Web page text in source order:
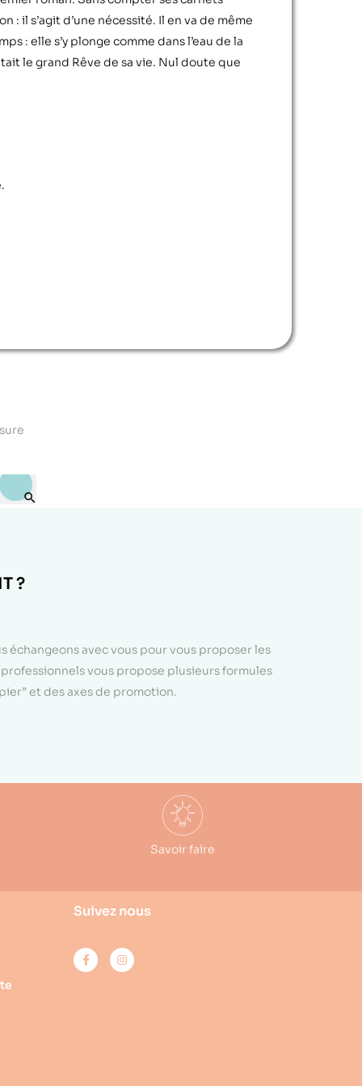
il s’agit d’une nécessité. Il en va de même
: elle s’y plonge comme dans l’eau de la
le grand Rêve de sa vie. Nul doute que

?
échangeons avec vous pour vous proposer les
vous propose plusieurs formules
et des axes de promotion.
Savoir faire
Suivez nous